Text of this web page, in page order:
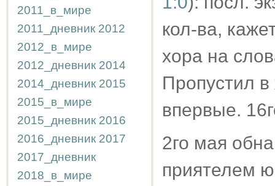
2011_в_мире
2011_дневник 2012
2012_в_мире
2012_дневник 2014
2014_дневник 2015
2015_в_мире
2015_дневник 2016
2016_дневник 2017
2017_дневник
2018_в_мире
кол-ва,
хора на
Пропустил
впервые.
2го мая
приятелем